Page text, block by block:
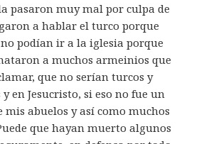
pasaron muy mal por culpa de
a hablar el turco porque
podían ir a la iglesia porque
a muchos armeinios que
que no serían turcos y
en Jesucristo, si eso no fue un
mis abuelos y así como muchos
que hayan muerto algunos